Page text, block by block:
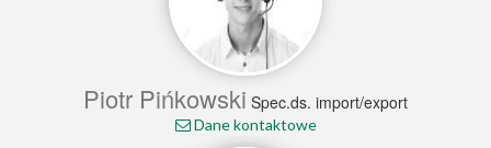
Piotr Pińkowski Spec.ds. import/export
Dane kontaktowe